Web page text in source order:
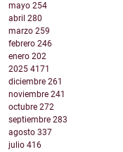
mayo 254
abril 280
marzo 259
febrero 246
enero 202
2025 4171
diciembre 261
noviembre 241
octubre 272
septiembre 283
agosto 337
julio 416